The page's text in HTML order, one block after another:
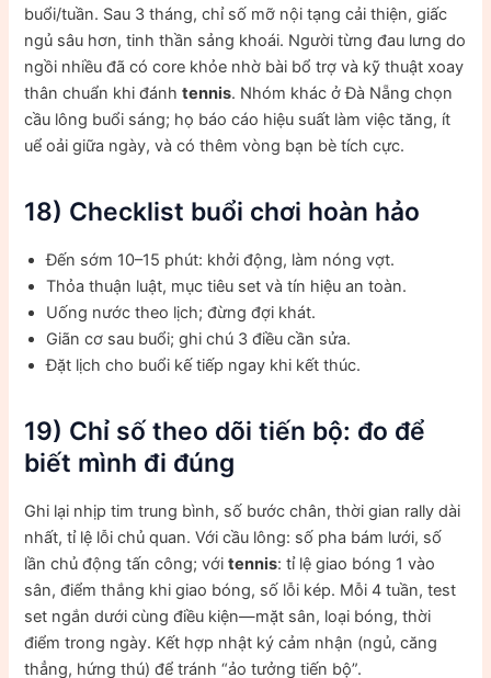
buổi/tuần. Sau 3 tháng, chỉ số mỡ nội tạng cải thiện, giấc
ngủ sâu hơn, tinh thần sảng khoái. Người từng đau lưng do
ngồi nhiều đã có core khỏe nhờ bài bổ trợ và kỹ thuật xoay
thân chuẩn khi đánhtennis. Nhóm khác ở Đà Nẵng chọn
cầu lông buổi sáng; họ báo cáo hiệu suất làm việc tăng, ít
uể oải giữa ngày, và có thêm vòng bạn bè tích cực.
18) Checklist buổi chơi hoàn hảo
Đến sớm 10–15 phút: khởi động, làm nóng vợt.
Thỏa thuận luật, mục tiêu set và tín hiệu an toàn.
Uống nước theo lịch; đừng đợi khát.
Giãn cơ sau buổi; ghi chú 3 điều cần sửa.
Đặt lịch cho buổi kế tiếp ngay khi kết thúc.
19) Chỉ số theo dõi tiến bộ: đo để
biết mình đi đúng
Ghi lại nhịp tim trung bình, số bước chân, thời gian rally dài
nhất, tỉ lệ lỗi chủ quan. Với cầu lông: số pha bám lưới, số
lần chủ động tấn công; vớitennis: tỉ lệ giao bóng 1 vào
sân, điểm thắng khi giao bóng, số lỗi kép. Mỗi 4 tuần, test
set ngắn dưới cùng điều kiện—mặt sân, loại bóng, thời
điểm trong ngày. Kết hợp nhật ký cảm nhận (ngủ, căng
thẳng, hứng thú) để tránh “ảo tưởng tiến bộ”.